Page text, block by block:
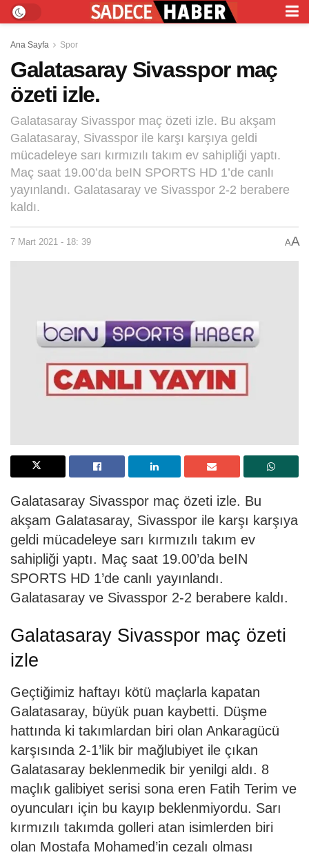
Ana Sayfa Spor
Galatasaray Sivasspor maç
özeti izle.
Galatasaray Sivasspor maç özeti izle. Bu akşam
Galatasaray, Sivasspor ile karşı karşıya geldi
mücadeleye sarı kırmızılı takım ev sahipliği yaptı.
Maç saat 19.00’da beIN SPORTS HD 1’de canlı
yayınlandı. Galatasaray ve Sivasspor 2-2 berabere
kaldı.
7 Mart 2021 - 18: 39 AA
Galatasaray Sivasspor maç özeti izle. Bu
akşam Galatasaray, Sivasspor ile karşı karşıya
geldi mücadeleye sarı kırmızılı takım ev
sahipliği yaptı. Maç saat 19.00’da beIN
SPORTS HD 1’de canlı yayınlandı.
Galatasaray ve Sivasspor 2-2 berabere kaldı.
Galatasaray Sivasspor maç özeti
izle
Geçtiğimiz haftayı kötü maçlarla kapatan
Galatasaray, büyük puan kaybetti. Düşme
hattında ki takımlardan biri olan Ankaragücü
karşısında 2-1’lik bir mağlubiyet ile çıkan
Galatasaray beklenmedik bir yenilgi aldı. 8
maçlık galibiyet serisi sona eren Fatih Terim ve
oyuncuları için bu kayıp beklenmiyordu. Sarı
kırmızılı takımda golleri atan isimlerden biri
olan Mostafa Mohamed’in cezalı olması